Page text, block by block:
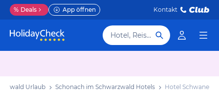
% Deals App öffnen Kontakt
Hotel, Reiseziel
Urlaub Schonach im Schwarzwald Hotels Hotel Schwanen